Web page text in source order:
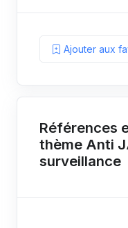
Ajouter aux
Références
thème Anti
surveillance